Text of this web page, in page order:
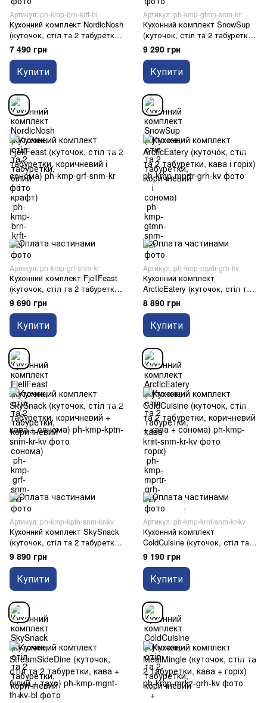
Артикул: ph-kmp-brn-krft-bl
Кухонний комплект NordicNosh
(куточок, стіл та 2 табуретки,
білий і крафт)
7 490 грн
Купити
Артикул: ph-kmp-gtmn-snm-kr
Кухонний комплект SnowSup
(куточок, стіл та 2 табуретки,
коричневий і сонома)
9 290 грн
Купити
Артикул: ph-kmp-grf-snm-kr
Кухонний комплект FjellFeast
(куточок, стіл та 2 табуретки,
коричневий і сонома)
9 690 грн
Купити
Артикул: ph-kmp-mprtr-grh-kv
Кухонний комплект
ArcticEatery (куточок, стіл та 2
табуретки, кава і горіх)
8 890 грн
Купити
Артикул: ph-kmp-kptn-snm-kr-kv
Кухонний комплект SkySnack
(куточок, стіл та 2 табуретки,
коричневий + кава + сонома)
9 890 грн
Купити
1
Артикул: ph-kmp-krnt-snm-kr-kv
Кухонний комплект
ColdCuisine (куточок, стіл та 2
табуретки, коричневий + кава
+ сонома)
9 190 грн
Купити